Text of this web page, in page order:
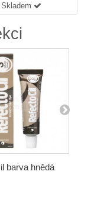
Skladem
barva hnědá